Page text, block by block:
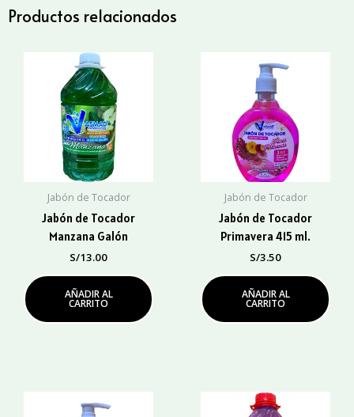
cantidad
Productos relacionados
Jabón de Tocador
Jabón de Tocador
Manzana Galón
S/13.00
AÑADIR AL
CARRITO
Jabón de Tocador
Jabón de Tocador
Primavera 415 ml.
S/3.50
AÑADIR AL
CARRITO